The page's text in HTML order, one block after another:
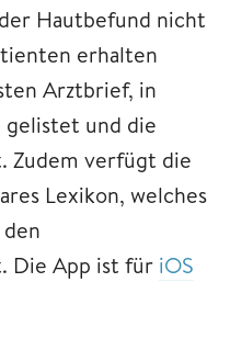
Hautbefund nicht
erhalten
Arztbrief, in
gelistet und die
Zudem verfügt die
Lexikon, welches
Die App ist für iOS